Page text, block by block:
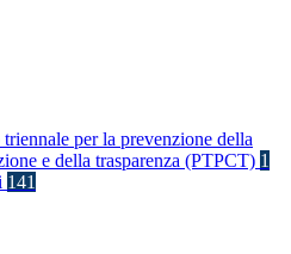
triennale per la prevenzione della
e della trasparenza (PTPCT) 1
141